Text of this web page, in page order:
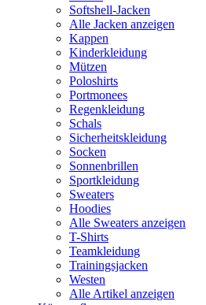
Softshell-Jacken
Alle Jacken anzeigen
Kappen
Kinderkleidung
Mützen
Poloshirts
Portmonees
Regenkleidung
Schals
Sicherheitskleidung
Socken
Sonnenbrillen
Sportkleidung
Sweaters
Hoodies
Alle Sweaters anzeigen
T-Shirts
Teamkleidung
Trainingsjacken
Westen
Alle Artikel anzeigen